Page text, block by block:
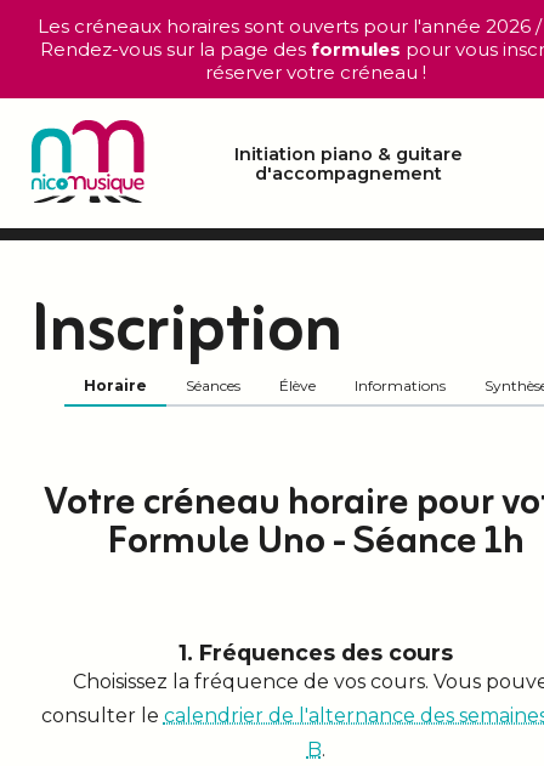
Les créneaux horaires sont ouverts pour l'année 2026 /
Rendez-vous sur la page des formules pour vous
réserver votre créneau !
Initiation piano & guitare
d'accompagnement
Inscription
Horaire Séances Élève Informations
Votre créneau horaire pour
Formule Uno - Séance 1h
1. Fréquences des cours
Choisissez la fréquence de vos cours. Vous
consulter le calendrier de l'alternance des
B.